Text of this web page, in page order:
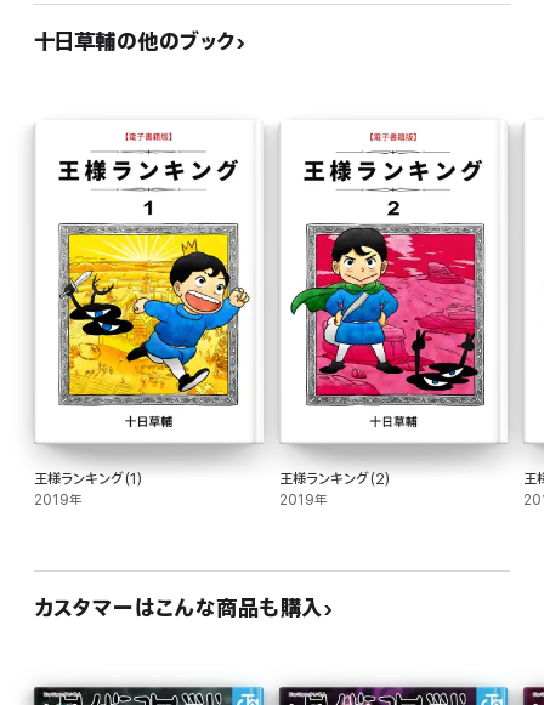
十日草輔の他のブック
王様ランキング(1)
2019年
王様ランキング(2)
2019年
王
カスタマーはこんな商品も購入